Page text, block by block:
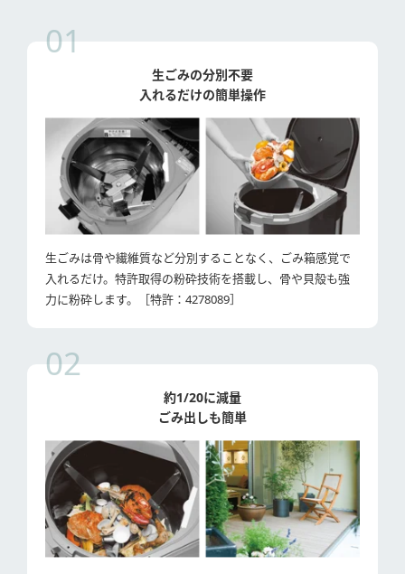
01
生ごみの分別不要
入れるだけの簡単操作
生ごみは骨や繊維質など分別することなく、ごみ箱感覚で
入れるだけ。特許取得の粉砕技術を搭載し、骨や貝殻も強
力に粉砕します。［特許：4278089］
02
約1/20に減量
ごみ出しも簡単